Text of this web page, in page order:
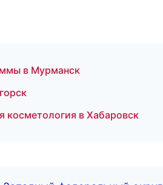
в Мурманск
косметология в Хабаровск